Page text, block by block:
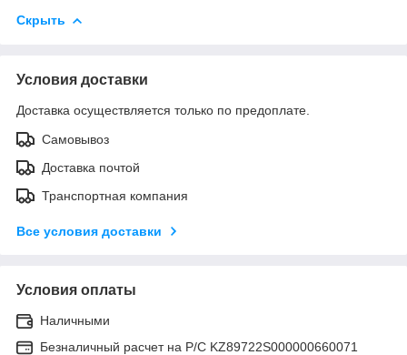
Скрыть
Условия доставки
Доставка осуществляется только по предоплате.
Самовывоз
Доставка почтой
Транспортная компания
Все условия доставки
Условия оплаты
Наличными
Безналичный расчет на Р/С KZ89722S000000660071